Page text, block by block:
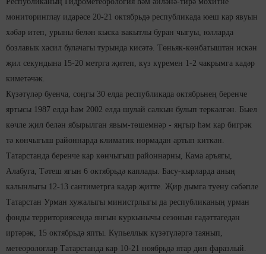
мониторинглау идарәсе 20-21 октябрьдә республикада юеш кар явуын
хәбәр итеп, урыны белән кыска вакытлы буран чыгуы, юлларда
бозлавык хасил булачагы турында кисәтә. Төньяк-көнбатыштан искән
җил секундына 15-20 метрга җитеп, күз күремен 1-2 чакрымга кадәр
киметәчәк.
Күзәтүләр буенча, соңгы 30 елда республикада октябрьнең беренче
яртысы 1987 елда һәм 2002 елда шулай салкын булып теркәлгән. Быел
көчле җил белән ябырылган явым-төшемнәр - яңгыр һәм кар бигрәк
тә көнчыгыш районнарда климатик нормадан артып киткән.
Татарстанда беренче кар көнчыгыш районнарны, Кама аръягы,
Алабуга, Тәтеш ягын 6 октябрьдә каплады. Басу-кырларда аның
калынлыгы 12-13 сантиметрга кадәр җитте. Җир дымга туену сәбәпле
Татарстан Урман хужалыгы министрлыгы да республиканың урман
фонды территориясендә янгын куркынычы сезонын гадәттәгедән
иртәрәк, 15 октябрьдә япты. Күпьеллык күзәтүләргә таянып,
метеорологлар Татарстанда кар 10-21 ноябрьдә ятар дип фаразлый.